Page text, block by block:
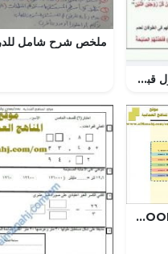
مراجعة شاملة للفصل الأول قبل الإمتحان
كراسة حل أنشطة كتاب CLASS BOOK (لغة انجليزية) الخامس